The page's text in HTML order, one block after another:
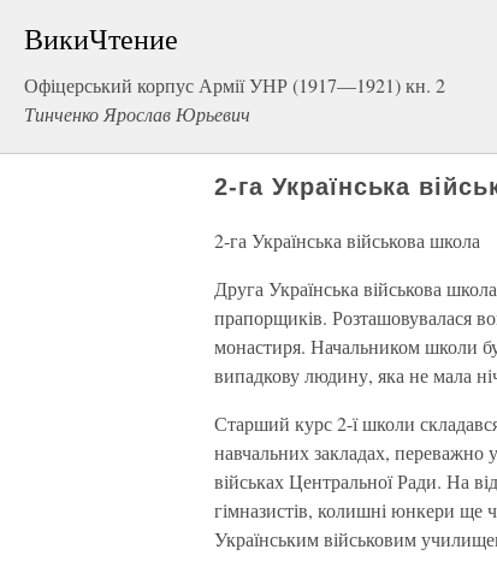
ВикиЧтение
Офіцерський корпус Армії УНР (1917—1921) кн. 2
Тинченко Ярослав Юрьевич
2-га Українська
2-га Українська військова школа
Друга Українська військова
прапорщиків. Розташовувалася
монастиря. Начальником школи
випадкову людину, яка не мала
Старший курс 2-ї школи
навчальних закладах, переважно
військах Центральної Ради. На
гімназистів, колишні юнкери ще
Українським військовим